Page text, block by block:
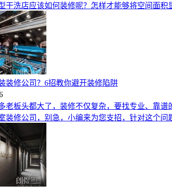
干洗店应该如何装修呢？怎样才能够将空间面
装修公司？6招教你避开装修陷阱
老板头都大了，装修不仅复杂，要找专业、靠
装修公司，别急，小编来为您支招，针对这个